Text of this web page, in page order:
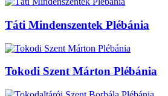
Táti Mindenszentek Plébánia
Tokodi Szent Márton Plébánia